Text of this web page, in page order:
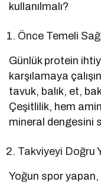
kullanılmalı?
Önce Temeli
Günlük protein
karşılamaya
tavuk, balık, et,
Çeşitlilik, hem
mineral dengesini
Takviyeyi Doğru
Yoğun spor